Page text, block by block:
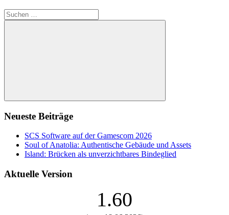
Suchen
nach:
Suchen
Neueste Beiträge
SCS Software auf der Gamescom 2026
Soul of Anatolia: Authentische Gebäude und Assets
Island: Brücken als unverzichtbares Bindeglied
Aktuelle Version
1.60